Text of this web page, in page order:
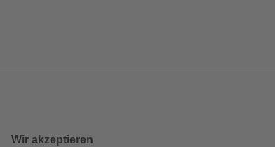
Wir akzeptieren